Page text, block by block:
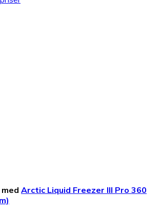
Arctic Liquid Freezer III Pro 360